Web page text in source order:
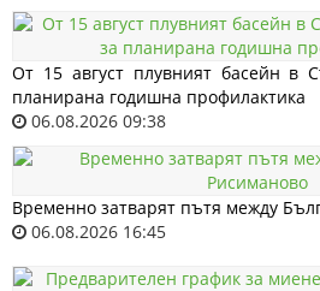
От 15 август плувният басейн в
планирана годишна профилактика
06.08.2026 09:38
Временно затварят пътя между
06.08.2026 16:45